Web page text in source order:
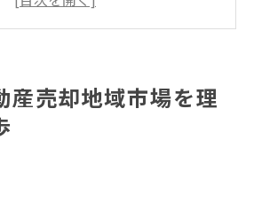
動態が不動産市場に与える影響
産売却高価格を狙う戦略
最大限に引き出す価格設定のコツ
産売却地域市場を理